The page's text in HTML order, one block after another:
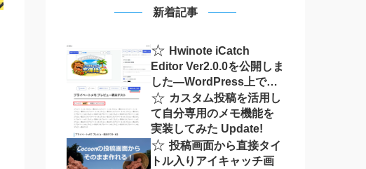
新着記事
☆ Hwinote iCatch
Editor Ver2.0.0を公開しま
した―WordPress上で画
像の作成・編集をもっと
手軽に
☆ カスタム投稿を活用し
て自分専用のメモ機能を
実装してみた Update!
☆ 投稿画面から直接タイ
トル入りアイキャッチ画